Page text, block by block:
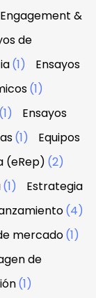
Engagement &
de
(1)
Ensayos
(1)
(1)
Ensayos
(1)
Equipos
(eRep) (2)
(1)
Estrategia
(4)
mercado(1)
de
(1)